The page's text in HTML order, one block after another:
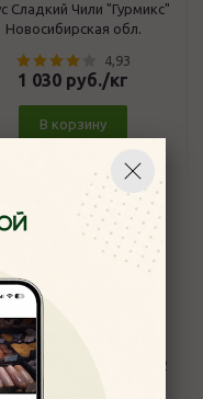
Сладкий Чили "Гурмикс"
Новосибирская обл.
4,93
1 030 руб./кг
В корзину
крем бальзамический
со вкусом граната 220мл*12